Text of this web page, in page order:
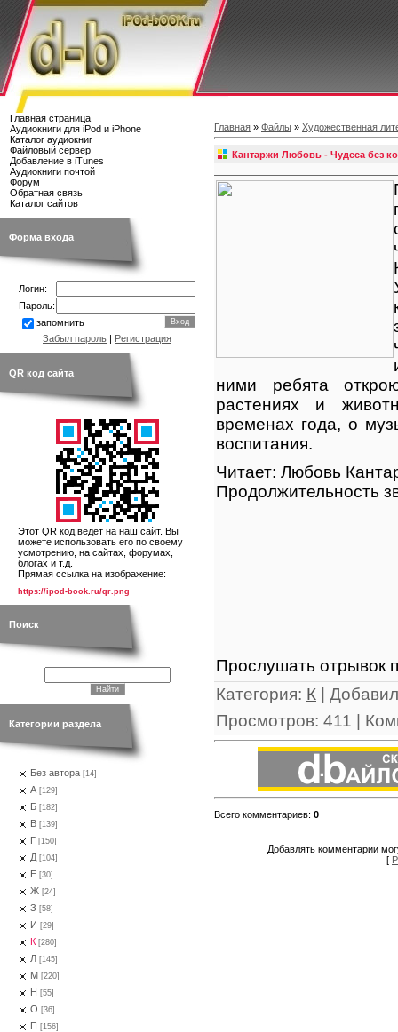
Главная страница
Аудиокниги для iPod и iPhone
Каталог аудиокниг
Файловый сервер
Добавление в iTunes
Аудиокниги почтой
Форум
Обратная связь
Каталог сайтов
Форма входа
Логин:
Пароль:
запомнить
Забыл пароль | Регистрация
QR код сайта
Этот QR код ведет на наш сайт. Вы
можете использовать его по своему
усмотрению, на сайтах, форумах,
блогах и т.д.
Прямая ссылка на изображение:
https://ipod-book.ru/qr.png
Поиск
Категории раздела
Без автора [14]
А [129]
Б [182]
В [139]
Г [150]
Д [104]
Е [30]
Ж [24]
З [58]
И [29]
К [280]
Л [145]
М [220]
Н [55]
О [36]
П [156]
Главная » Файлы » Художественная
Кантаржи Любовь - Чудеса без
ними ребята
растениях и
временах года, о
воспитания.
Читает: Любовь
Продолжительность
Прослушать отрывок
Категория: К | Добавил
Просмотров: 411 |
Всего комментариев: 0
Добавлять комментарии
[